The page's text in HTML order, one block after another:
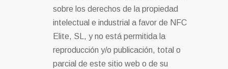
sobre los derechos de la propiedad
intelectual e industrial a favor de NFC
Elite, SL, y no está permitida la
reproducción y/o publicación, total o
parcial de este sitio web o de su